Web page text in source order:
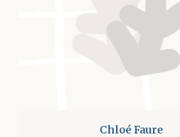
Chloé Faure